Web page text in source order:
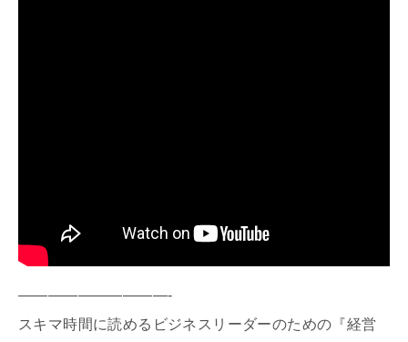
——————————-
スキマ時間に読めるビジネスリーダーのための『経営